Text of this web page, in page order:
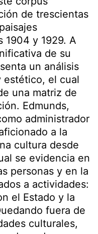
de trescientas
1904 y 1929. A
de su
un análisis
estético, el cual
una matriz de
Edmunds,
administrador
a la
cultura desde
se evidencia en
personas y en la
a actividades:
el Estado y la
fuera de
culturales,